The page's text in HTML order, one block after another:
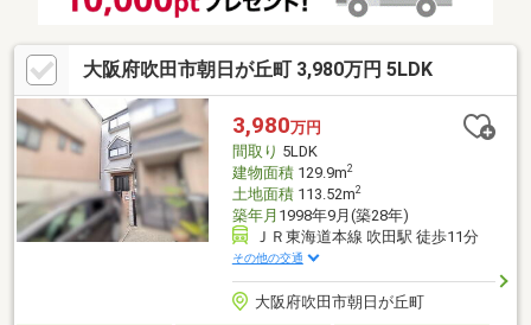
大阪府吹田市朝日が丘町 3,980万円 5LDK
3,980万円
間取り 5LDK
建物面積129.9m2
土地面積113.52m2
築年月 1998年9月(築28年)
ＪＲ東海道本線 吹田駅 徒歩11分
その他の交通
大阪府吹田市朝日が丘町